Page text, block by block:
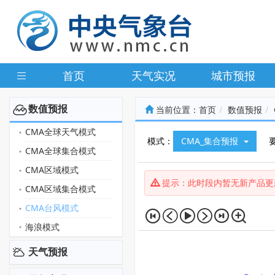
首页 天气实况 城市预报
数值预报
CMA全球天气模式
CMA全球集合模式
CMA区域模式
CMA区域集合模式
CMA台风模式
海浪模式
天气预报
当前位置： 首页 数值预报
模式： CMA_集合预报
提示：此时段内暂无新产品